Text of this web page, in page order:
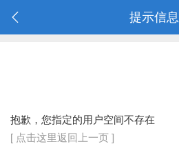
提示信息
抱歉，您指定的用户空间不存在
[ 点击这里返回上一页 ]